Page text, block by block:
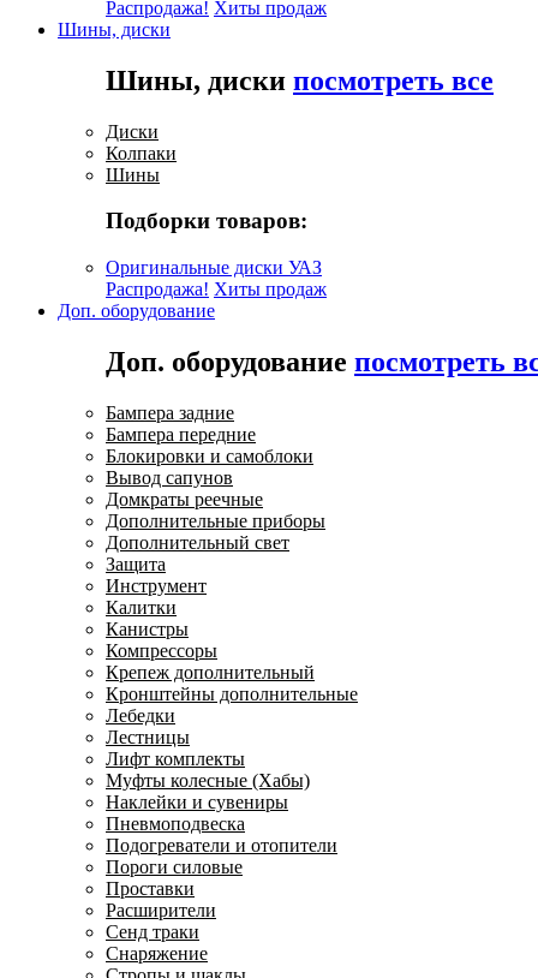
Распродажа! Хиты продаж
Шины, диски
Шины, диски посмотреть все
Диски
Колпаки
Шины
Подборки товаров:
Оригинальные диски УАЗ
Распродажа! Хиты продаж
Доп. оборудование
Доп. оборудование посмотреть
Бампера задние
Бампера передние
Блокировки и самоблоки
Вывод сапунов
Домкраты реечные
Дополнительные приборы
Дополнительный свет
Защита
Инструмент
Калитки
Канистры
Компрессоры
Крепеж дополнительный
Кронштейны дополнительные
Лебедки
Лестницы
Лифт комплекты
Муфты колесные (Хабы)
Наклейки и сувениры
Пневмоподвеска
Подогреватели и отопители
Пороги силовые
Проставки
Расширители
Сенд траки
Снаряжение